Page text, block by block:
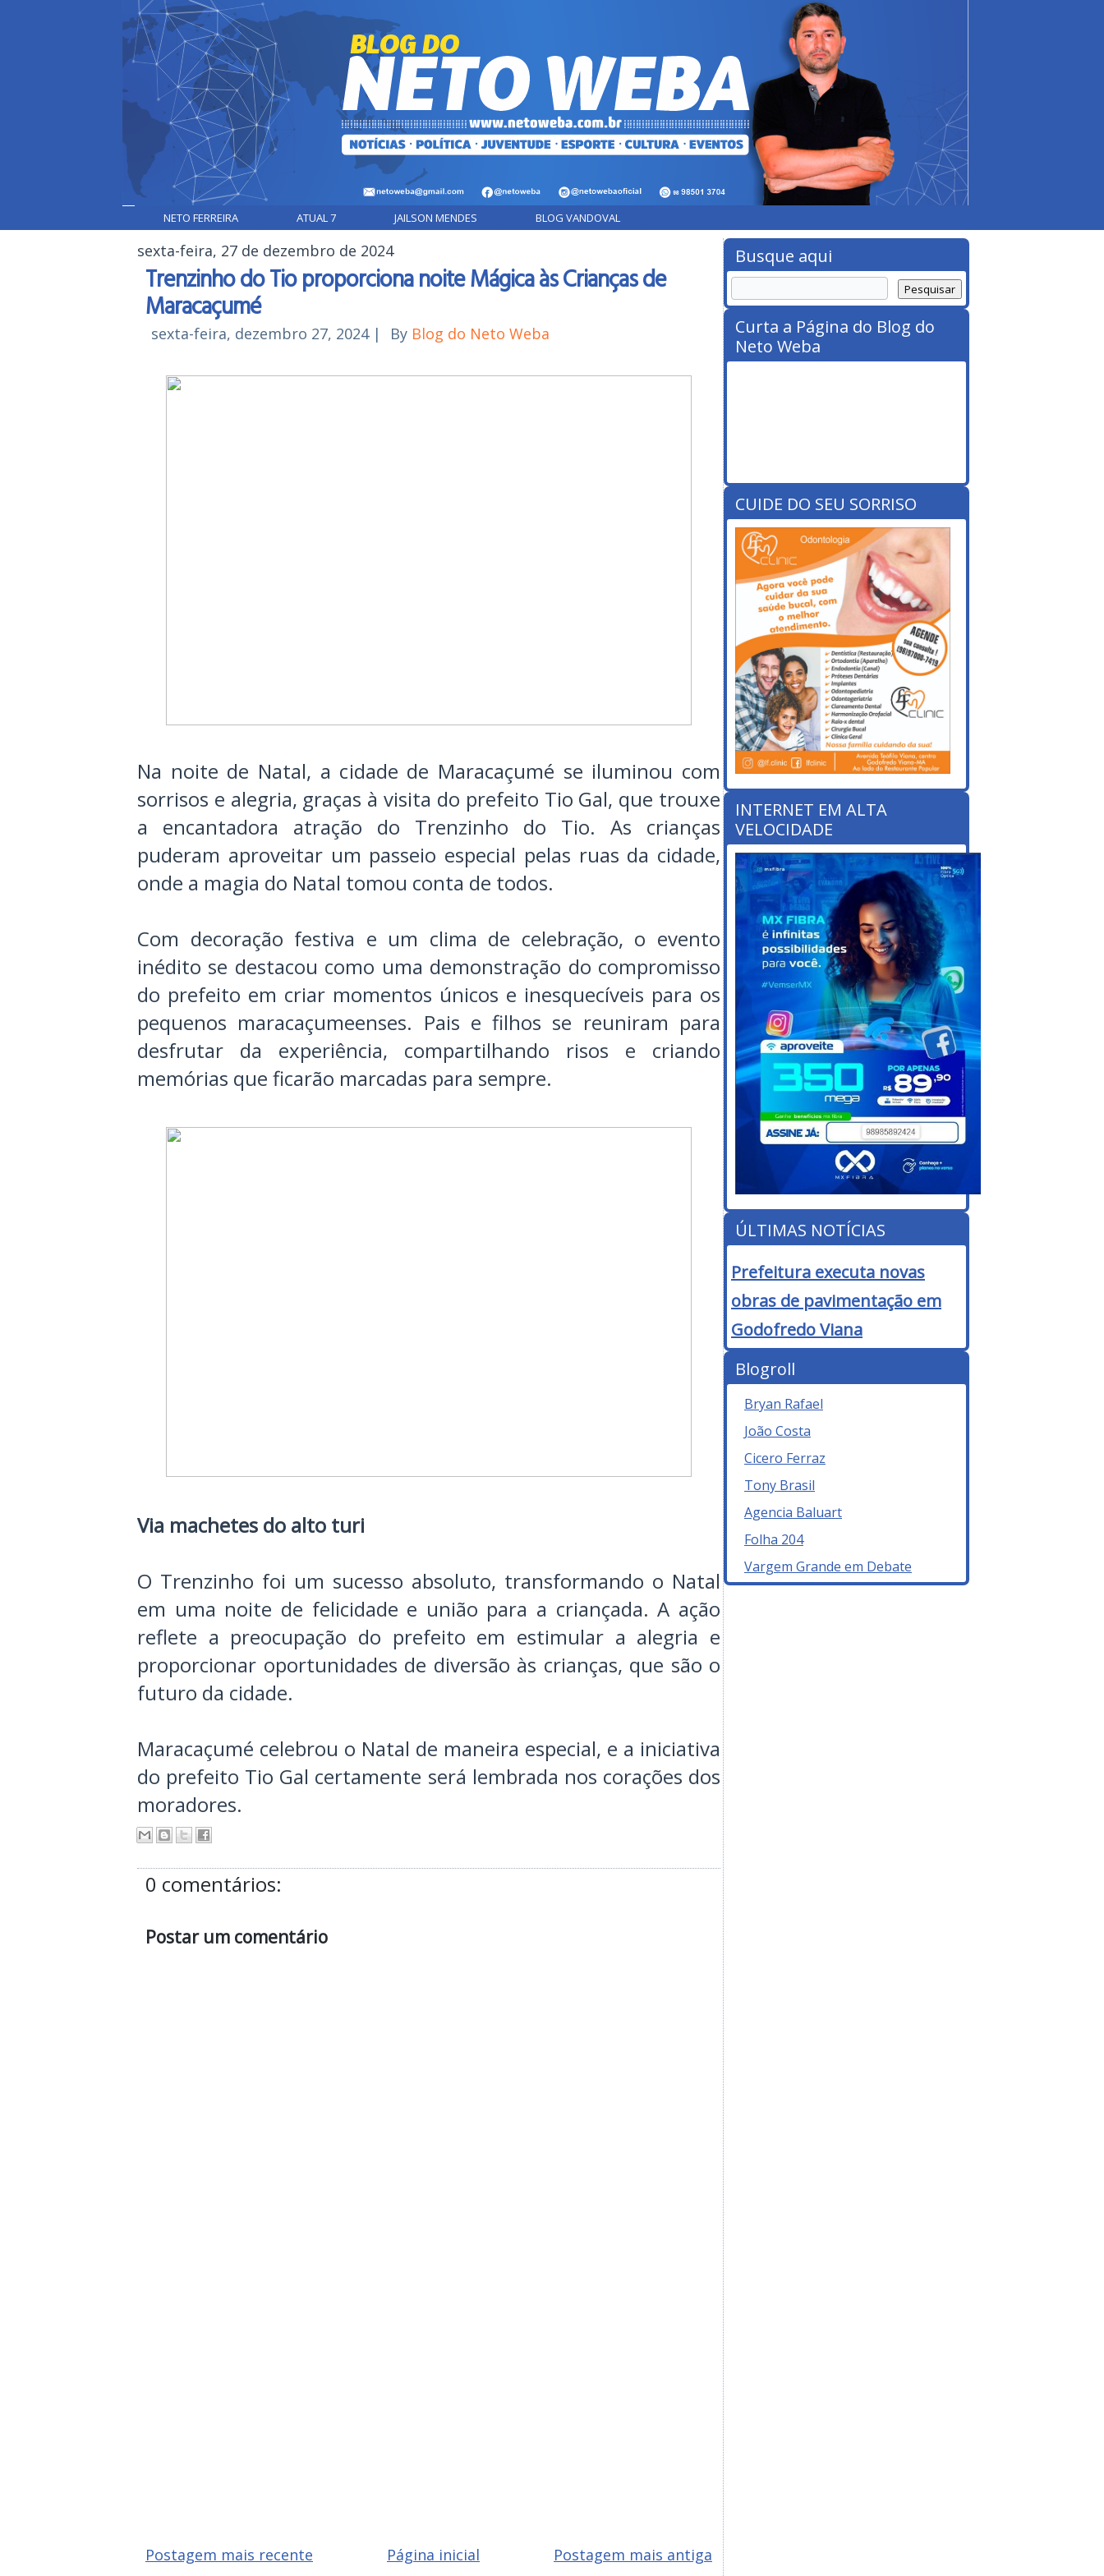
NETO FERREIRA ATUAL 7 JAILSON MENDES BLOG VANDOVAL
sexta-feira, 27 de dezembro de 2024
Trenzinho do Tio proporciona noite Mágica às Crianças de
Maracaçumé
sexta-feira, dezembro 27, 2024| By Blog do Neto Weba
Na noite de Natal, a cidade de Maracaçumé se iluminou com
sorrisos e alegria, graças à visita do prefeito Tio Gal, que trouxe
a encantadora atração do Trenzinho do Tio. As crianças
puderam aproveitar um passeio especial pelas ruas da cidade,
onde a magia do Natal tomou conta de todos.
Com decoração festiva e um clima de celebração, o evento
inédito se destacou como uma demonstração do compromisso
do prefeito em criar momentos únicos e inesquecíveis para os
pequenos maracaçumeenses. Pais e filhos se reuniram para
desfrutar da experiência, compartilhando risos e criando
memórias que ficarão marcadas para sempre.
Via machetes do alto turi
O Trenzinho foi um sucesso absoluto, transformando o Natal
em uma noite de felicidade e união para a criançada. A ação
reflete a preocupação do prefeito em estimular a alegria e
proporcionar oportunidades de diversão às crianças, que são o
futuro da cidade.
Maracaçumé celebrou o Natal de maneira especial, e a iniciativa
do prefeito Tio Gal certamente será lembrada nos corações dos
moradores.
0 comentários:
Postar um comentário
Postagem mais recente Postagem mais antiga
Página inicial
Busque aqui
Curta a Página do Blog do
Neto Weba
CUIDE DO SEU SORRISO
INTERNET EM ALTA
VELOCIDADE
ÚLTIMAS NOTÍCIAS
Prefeitura executa novas
obras de pavimentação em
Godofredo Viana
Blogroll
Bryan Rafael
João Costa
Cicero Ferraz
Tony Brasil
Agencia Baluart
Folha 204
Vargem Grande em Debate